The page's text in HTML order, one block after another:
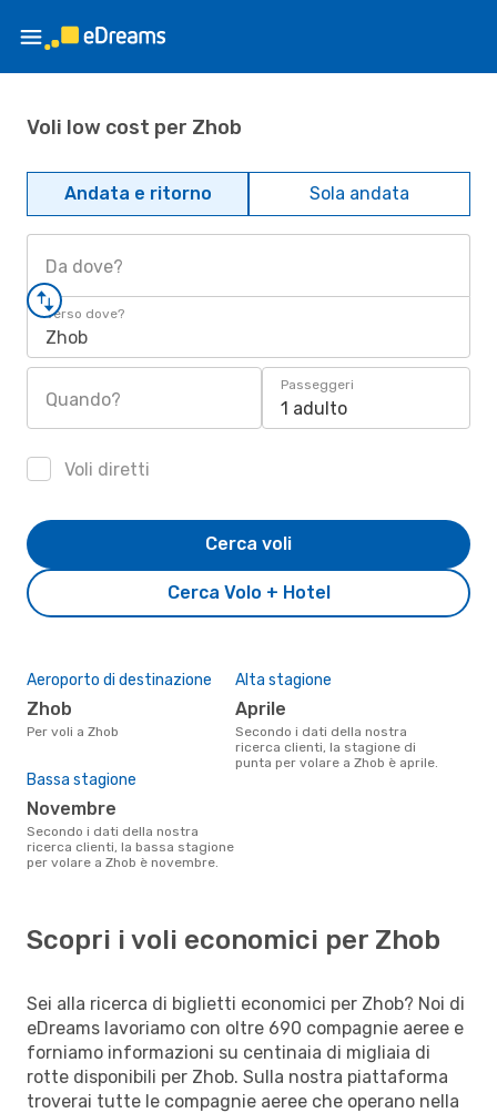
Voli low cost per Zhob
Andata e ritorno Sola andata
Da dove?
Verso dove?
Zhob
Quando?
Passeggeri
1 adulto
Voli diretti
Cerca Volo + Hotel
Cerca voli
Aeroporto di destinazione
Zhob
Per voli a Zhob
Alta stagione
aprile
Secondo i dati della nostra
ricerca clienti, la stagione di
punta per volare a Zhob è aprile.
Bassa stagione
novembre
Secondo i dati della nostra
ricerca clienti, la bassa stagione
per volare a Zhob è novembre.
Scopri i voli economici per Zhob
Sei alla ricerca di biglietti economici per Zhob? Noi di
eDreams lavoriamo con oltre 690 compagnie aeree e
forniamo informazioni su centinaia di migliaia di
rotte disponibili per Zhob. Sulla nostra piattaforma
troverai tutte le compagnie aeree che operano nella